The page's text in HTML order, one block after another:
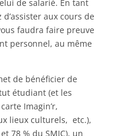
de salarié. En tant
aux cours de
faudra faire preuve
personnel, au même
de bénéficier de
étudiant (et les
Imagin’r,
lieux culturels, etc.),
78 % du SMIC), un